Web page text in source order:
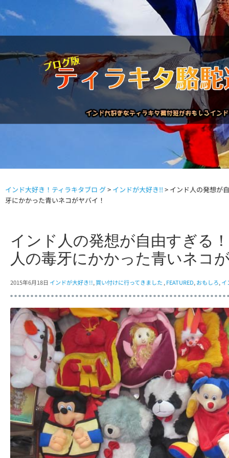
駱駝通信バックナンバー
インド大好き！ティラキタブロ グ> インドが大好き!! > インド人の発想が
牙にかかった青いネコがヤバイ！
インド人の発想が自由すぎる
人の毒牙にかかった青いネコ
2015年6月18日 インドが大好き!!, 買い付けに行ってきました , FEATURED, おもしろ, イ